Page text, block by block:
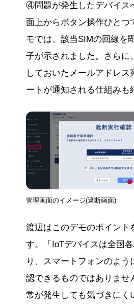
④問題が発生したデバイス
面上からボタン操作ひとつ
モでは、該当SIMの回線を
子が示されました。さらに
しておいたメールアドレス
ートが通知される仕組みも
管理画面のイメージ(遮断画面)
渡辺はこのデモのポイント
す。「IoTデバイスは全国
り、スマートフォンのよう
認できるものではありませ
常が発生しても気づきにく